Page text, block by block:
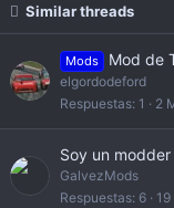
Similar threads
Mods Mod de
elgordodeford
Respuestas 1 2
Soy un
GalvezMods
Respuestas 6